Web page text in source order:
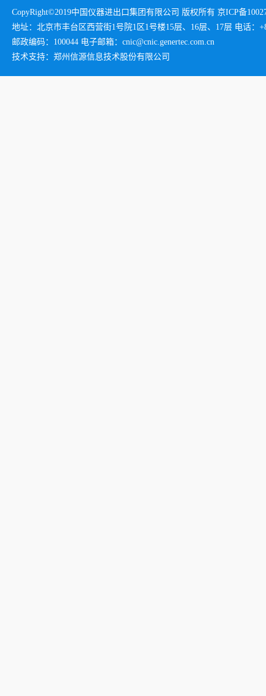
CopyRight©2019中国仪器进出口集团有限公司 版权所有 京ICP备
地址：北京市丰台区西营街1号院1区1号楼15层、16层、17层 电话：
邮政编码：100044 电子邮箱：cnic@cnic.genertec.com.cn
技术支持：郑州信源信息技术股份有限公司